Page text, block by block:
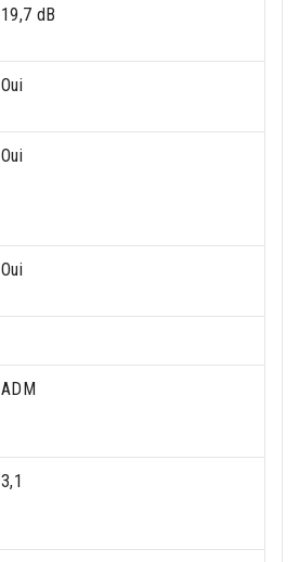
19,7 dB
Oui
Oui
Oui
ADM
3,1